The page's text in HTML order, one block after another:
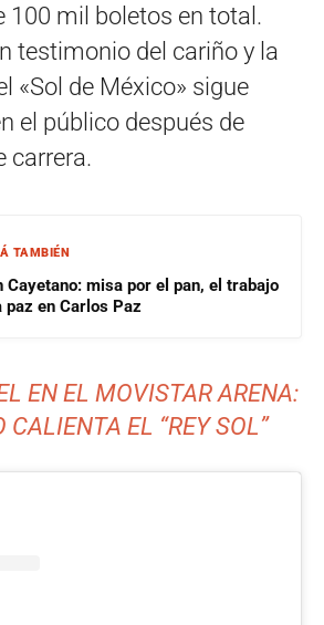
100 mil boletos en total.
testimonio del cariño y la
«Sol de México» sigue
el público después de
carrera.
TAMBIÉN
Cayetano: misa por el pan, el trabajo
paz en Carlos Paz
EN EL MOVISTAR ARENA:
CALIENTA EL “REY SOL”